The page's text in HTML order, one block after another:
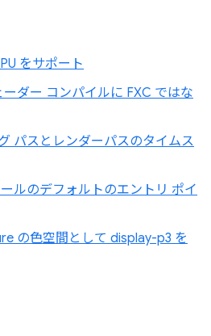
をサポート
ダー コンパイルに FXC ではな
パスとレンダーパスのタイムス
ルのデフォルトのエントリ ポイ
の色空間として display-p3 を